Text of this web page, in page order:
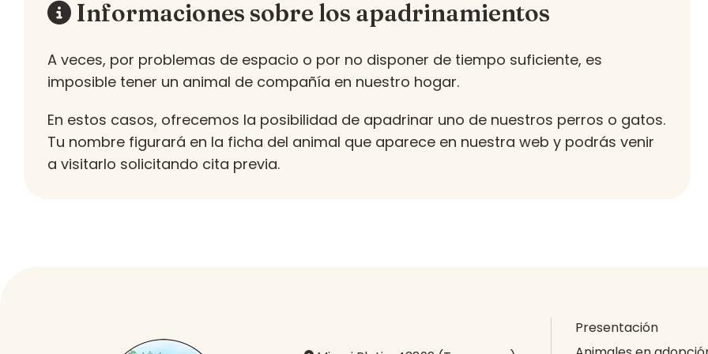
Informaciones sobre los apadrinamientos
A veces, por problemas de espacio o por no disponer de tiempo suficiente, es
imposible tener un animal de compañía en nuestro hogar.
En estos casos, ofrecemos la posibilidad de apadrinar uno de nuestros perros o gatos.
Tu nombre figurará en la ficha del animal que aparece en nuestra web y podrás venir
a visitarlo solicitando cita previa.
Presentación